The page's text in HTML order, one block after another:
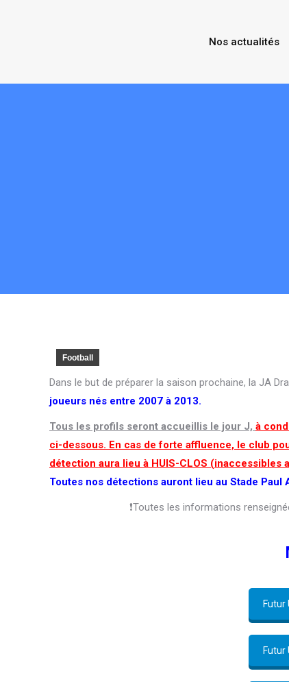
Nos actualités
Football
Dans le but de préparer la saison prochaine, la JA
joueurs nés entre 2007 à 2013.
Tous les profils seront accueillis le jour J, à
ci-dessous. En cas de forte affluence, le club
détection aura lieu à HUIS-CLOS (inaccessibles
Toutes nos détections auront lieu au Stade Paul
❗Toutes les informations
Futur
Futur